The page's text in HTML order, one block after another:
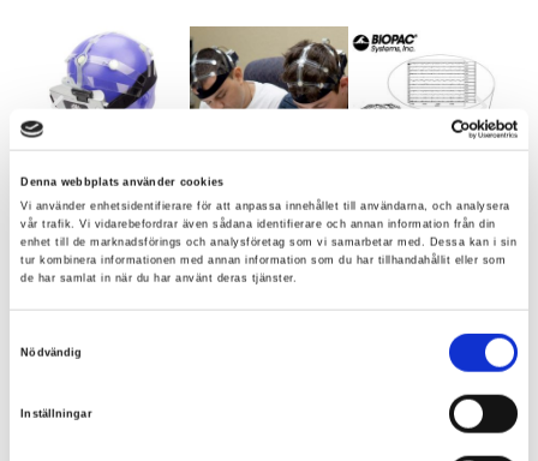
Denna webbplats använder cookies
Vi använder enhetsidentifierare för att anpassa innehållet till användarna, och analysera
vår trafik. Vi vidarebefordrar även sådana identifierare och annan information från din
enhet till de marknadsförings och analysföretag som vi samarbetar med. Dessa kan i sin
tur kombinera informationen med annan information som du har tillhandahållit eller som
de har samlat in när du har använt deras tjänster.
Nödvändig
Inställningar
Specifikationer: